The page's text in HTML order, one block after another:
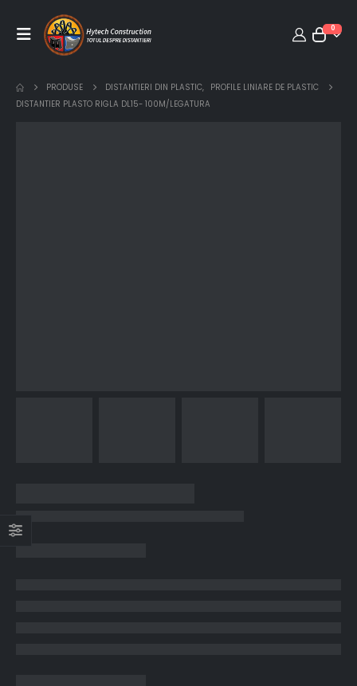
0
PRODUSE DISTANTIERI DIN PLASTIC
PROFILE LINIARE DE PLASTIC
DISTANTIER PLASTO RIGLA DL15- 100M/LEGATURA